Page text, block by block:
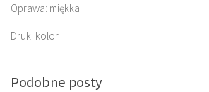
Oprawa: miękka
Druk: kolor
Podobne posty